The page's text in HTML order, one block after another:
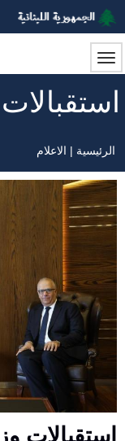
تجاوز
إلى
المحتوى
الرئيسي
مسار
التنقل
الرئيسية الاعلام
استقبالات